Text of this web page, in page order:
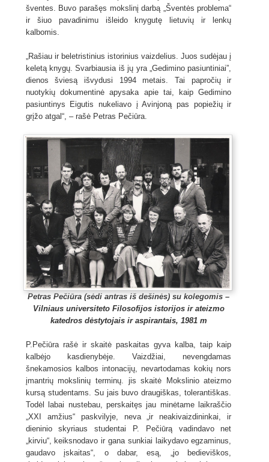
šventes. Buvo parašęs mokslinį darbą „Šventės problema“
ir šiuo pavadinimu išleido knygutę lietuvių ir lenkų
kalbomis.
„Rašiau ir beletristinius istorinius vaizdelius. Juos sudėjau į
keletą knygų. Svarbiausia iš jų yra „Gedimino pasiuntiniai”,
dienos šviesą išvydusi 1994 metais. Tai papročių ir
nuotykių dokumentinė apysaka apie tai, kaip Gedimino
pasiuntinys Eigutis nukeliavo į Avinjoną pas popiežių ir
grįžo atgal“, – rašė Petras Pečiūra.
Petras Pečiūra (sėdi antras iš dešinės) su kolegomis –
Vilniaus universiteto Filosofijos istorijos ir ateizmo
katedros dėstytojais ir aspirantais, 1981 m
P.Pečiūra rašė ir skaitė paskaitas gyva kalba, taip kaip
kalbėjo kasdienybėje. Vaizdžiai, nevengdamas
šnekamosios kalbos intonacijų, nevartodamas kokių nors
įmantrių mokslinių terminų. jis skaitė Mokslinio ateizmo
kursą studentams. Su jais buvo draugiškas, tolerantiškas.
Todėl labai nustebau, perskaitęs jau minėtame laikraščio
„XXI amžius“ paskvilyje, neva „ir neakivaizdininkai, ir
dieninio skyriaus studentai P. Pečiūrą vadindavo net
„kirviu“, keiksnodavo ir gana sunkiai laikydavo egzaminus,
gaudavo įskaitas“, o dabar, esą, „jo bedieviškos,